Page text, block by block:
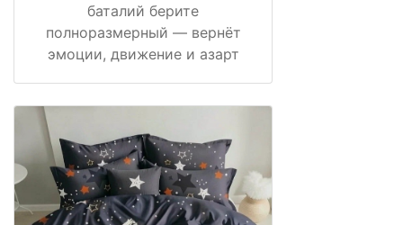
баталий берите
полноразмерный — вернёт
эмоции, движение и азарт